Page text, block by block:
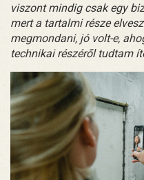
viszont mindig csak egy
mert a tartalmi része
megmondani, jó volt-e,
technikai részéről tudtam